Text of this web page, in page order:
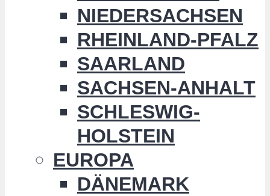
NIEDERSACHSEN
RHEINLAND-PFALZ
SAARLAND
SACHSEN-ANHALT
SCHLESWIG-
HOLSTEIN
EUROPA
DÄNEMARK